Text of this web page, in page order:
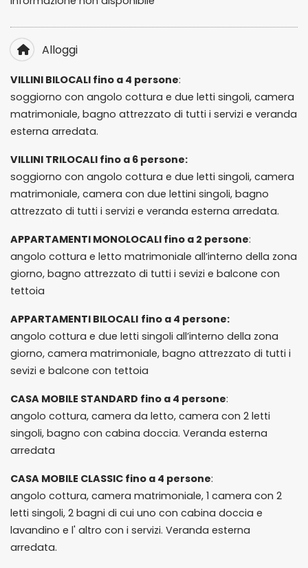
Alloggi
VILLINI BILOCALI fino a 4 persone:
soggiorno con angolo cottura e due letti singoli, camera
matrimoniale, bagno attrezzato di tutti i servizi e veranda
esterna arredata.
VILLINI TRILOCALI fino a 6 persone:
soggiorno con angolo cottura e due letti singoli, camera
matrimoniale, camera con due lettini singoli, bagno
attrezzato di tutti i servizi e veranda esterna arredata.
APPARTAMENTI MONOLOCALI fino a 2 persone:
angolo cottura e letto matrimoniale all’interno della zona
giorno, bagno attrezzato di tutti i sevizi e balcone con
tettoia
APPARTAMENTI BILOCALI fino a 4 persone:
angolo cottura e due letti singoli all’interno della zona
giorno, camera matrimoniale, bagno attrezzato di tutti i
sevizi e balcone con tettoia
CASA MOBILE STANDARD fino a 4 persone:
angolo cottura, camera da letto, camera con 2 letti
singoli, bagno con cabina doccia. Veranda esterna
arredata
CASA MOBILE CLASSIC fino a 4 persone:
angolo cottura, camera matrimoniale, 1 camera con 2
letti singoli, 2 bagni di cui uno con cabina doccia e
lavandino e l' altro con i servizi. Veranda esterna
arredata.